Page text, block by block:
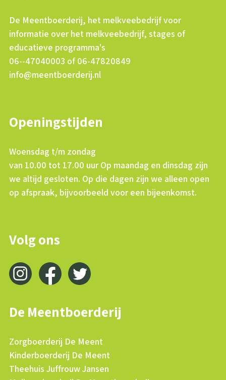
De Meentboerderij, het melkveebedrijf voor
informatie over het melkveebedrijf, stages of
educatieve programma's
06--47040003 of 06-47820849
info@meentboerderij.nl
Openingstijden
Woensdag t/m zondag
van 10.00 tot 17.00 uur Op maandag en dinsdag zijn
we altijd gesloten. Op die dagen zijn we alleen open
op afspraak, bijvoorbeeld voor een bijeenkomst.
Volg ons
De Meentboerderij
Zorgboerderij De Meent
Kinderboerderij De Meent
Theehuis Juffrouw Jansen